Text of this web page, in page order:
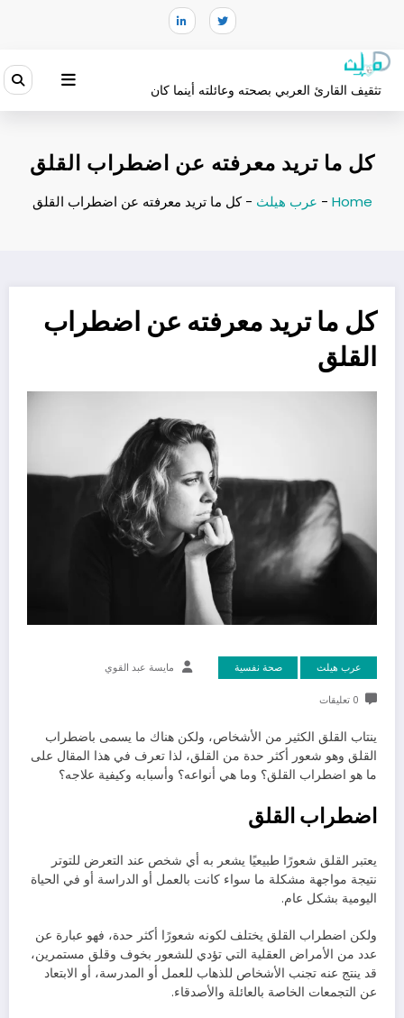
تثقيف القارئ العربي بصحته وعائلته أينما كان
كل ما تريد معرفته عن اضطراب القلق
Home
- عرب هيلث -كل ما تريد معرفته عن اضطراب القلق
كل ما تريد معرفته عن اضطراب
القلق
عرب هيلث صحة نفسية مايسة عبد القوي
0 تعليقات
ينتاب القلق الكثير من الأشخاص، ولكن هناك ما يسمى باضطراب
القلق وهو شعور أكثر حدة من القلق، لذا تعرف في هذا المقال على
ما هو اضطراب القلق؟ وما هي أنواعه؟ وأسبابه وكيفية علاجه؟
اضطراب القلق
يعتبر القلق شعورًا طبيعيًا يشعر به أي شخص عند التعرض للتوتر
نتيجة مواجهة مشكلة ما سواء كانت بالعمل أو الدراسة أو في الحياة
اليومية بشكل عام.
ولكن اضطراب القلق يختلف لكونه شعورًا أكثر حدة، فهو عبارة عن
عدد من الأمراض العقلية التي تؤدي للشعور بخوف وقلق مستمرين،
قد ينتج عنه تجنب الأشخاص للذهاب للعمل أو المدرسة، أو الابتعاد
عن التجمعات الخاصة بالعائلة والأصدقاء.